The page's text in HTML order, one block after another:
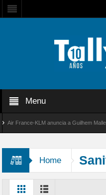
Menu
France-KLM anuncia a Guilhem Mallet
Home